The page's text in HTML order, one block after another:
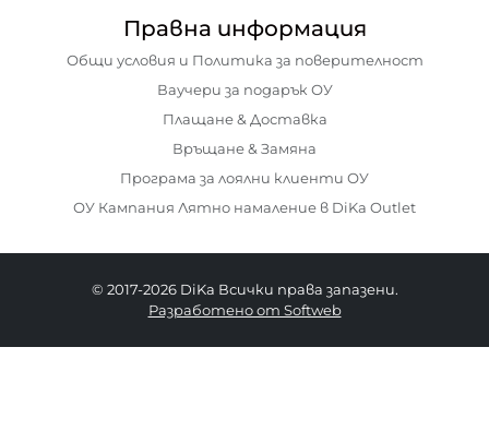
Правна информация
Общи условия и Политика за поверителност
Ваучери за подарък ОУ
Плащане & Доставка
Връщане & Замяна
Програма за лоялни клиенти ОУ
ОУ Кампания Лятно намаление в DiKa Outlet
© 2017-2026 DiKa Всички права запазени.
Разработено от Softweb